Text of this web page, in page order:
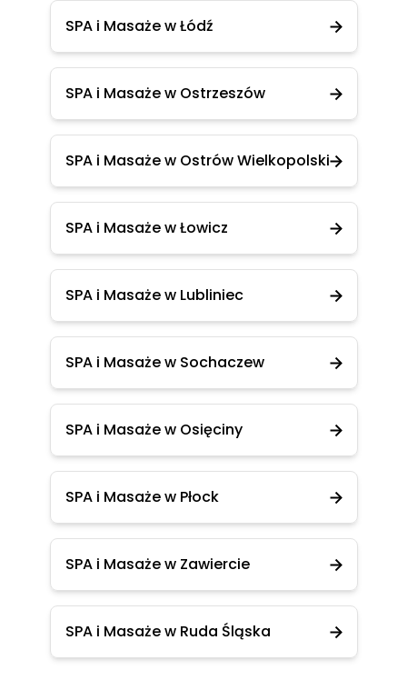
SPA i Masaże w Łódź
SPA i Masaże w Ostrzeszów
SPA i Masaże w Ostrów Wielkopolski
SPA i Masaże w Łowicz
SPA i Masaże w Lubliniec
SPA i Masaże w Sochaczew
SPA i Masaże w Osięciny
SPA i Masaże w Płock
SPA i Masaże w Zawiercie
SPA i Masaże w Ruda Śląska